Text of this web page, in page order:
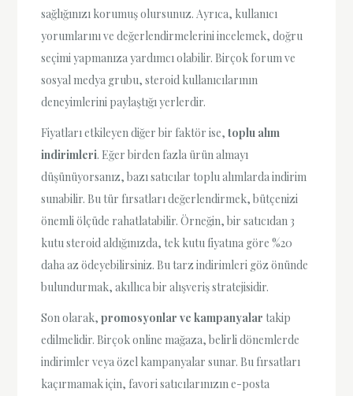
sağlığınızı korumuş olursunuz. Ayrıca, kullanıcı
yorumlarını ve değerlendirmelerini incelemek, doğru
seçimi yapmanıza yardımcı olabilir. Birçok forum ve
sosyal medya grubu, steroid kullanıcılarının
deneyimlerini paylaştığı yerlerdir.
Fiyatları etkileyen diğer bir faktör ise,toplu alım
indirimleri. Eğer birden fazla ürün almayı
düşünüyorsanız, bazı satıcılar toplu alımlarda indirim
sunabilir. Bu tür fırsatları değerlendirmek, bütçenizi
önemli ölçüde rahatlatabilir. Örneğin, bir satıcıdan 3
kutu steroid aldığınızda, tek kutu fiyatına göre %20
daha az ödeyebilirsiniz. Bu tarz indirimleri göz önünde
bulundurmak, akıllıca bir alışveriş stratejisidir.
Son olarak,promosyonlar ve kampanyalar takip
edilmelidir. Birçok online mağaza, belirli dönemlerde
indirimler veya özel kampanyalar sunar. Bu fırsatları
kaçırmamak için, favori satıcılarınızın e-posta